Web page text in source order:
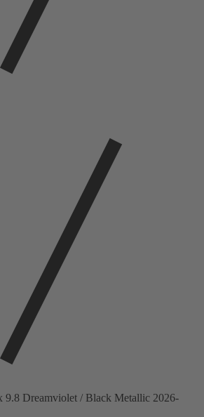
9.8 Dreamviolet / Black Metallic 2026-